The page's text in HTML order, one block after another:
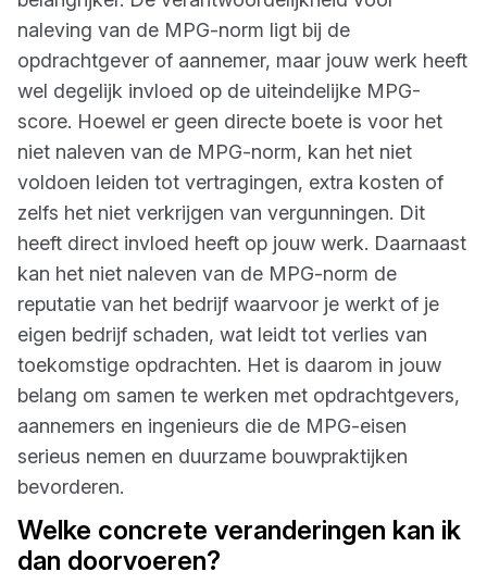
naleving van de MPG-norm ligt bij de
opdrachtgever of aannemer, maar jouw werk heeft
wel degelijk invloed op de uiteindelijke MPG-
score. Hoewel er geen directe boete is voor het
niet naleven van de MPG-norm, kan het niet
voldoen leiden tot vertragingen, extra kosten of
zelfs het niet verkrijgen van vergunningen. Dit
heeft direct invloed heeft op jouw werk. Daarnaast
kan het niet naleven van de MPG-norm de
reputatie van het bedrijf waarvoor je werkt of je
eigen bedrijf schaden, wat leidt tot verlies van
toekomstige opdrachten. Het is daarom in jouw
belang om samen te werken met opdrachtgevers,
aannemers en ingenieurs die de MPG-eisen
serieus nemen en duurzame bouwpraktijken
bevorderen.
Welke concrete veranderingen kan ik
dan doorvoeren?